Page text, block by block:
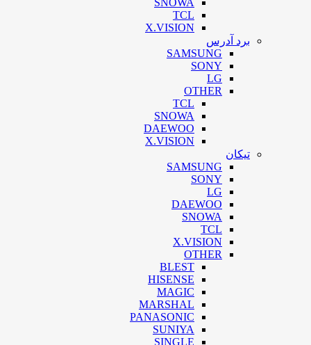
TCL
X.VISION
برد آدرس
SAMSUNG
SONY
LG
OTHER
TCL
SNOWA
DAEWOO
X.VISION
تیکان
SAMSUNG
SONY
LG
DAEWOO
SNOWA
TCL
X.VISION
OTHER
BLEST
HISENSE
MAGIC
MARSHAL
PANASONIC
SUNIYA
SINGLE